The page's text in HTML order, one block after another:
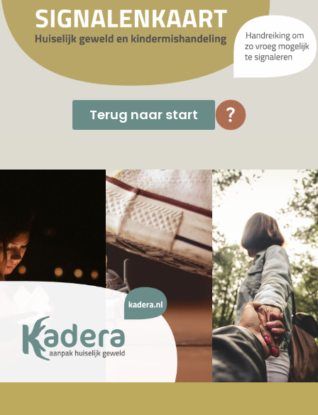
Terug naar start